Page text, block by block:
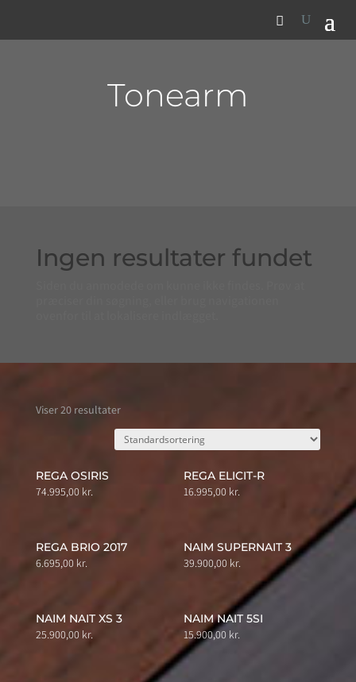
Tonearm
Ingen resultater fundet
Viser 20 resultater
REGA OSIRIS
74.995,00 kr.
REGA ELICIT-R
16.995,00 kr.
REGA BRIO 2017
6.695,00 kr.
NAIM SUPERNAIT 3
39.900,00 kr.
NAIM NAIT XS 3
25.900,00 kr.
NAIM NAIT 5SI
15.900,00 kr.